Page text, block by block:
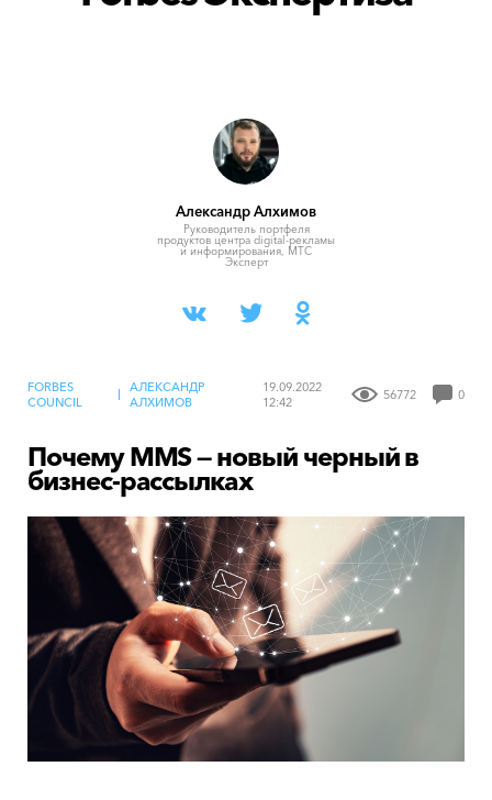
FORBES
COUNCIL
АЛЕКСАНДР
АЛХИМОВ
19.09.2022
12:42
56772 0
Почему MMS — новый черный в
бизнес-рассылках
Александр Алхимов
Руководитель портфеля
продуктов центра digital-рекламы
и информирования, МТС
Эксперт